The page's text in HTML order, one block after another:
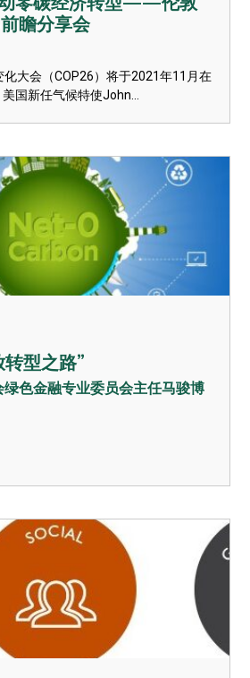
瞻分享会
大会（COP26）将于2021年11月在
国新任气候特使John...
型之路”
色金融专业委员会主任马骏博